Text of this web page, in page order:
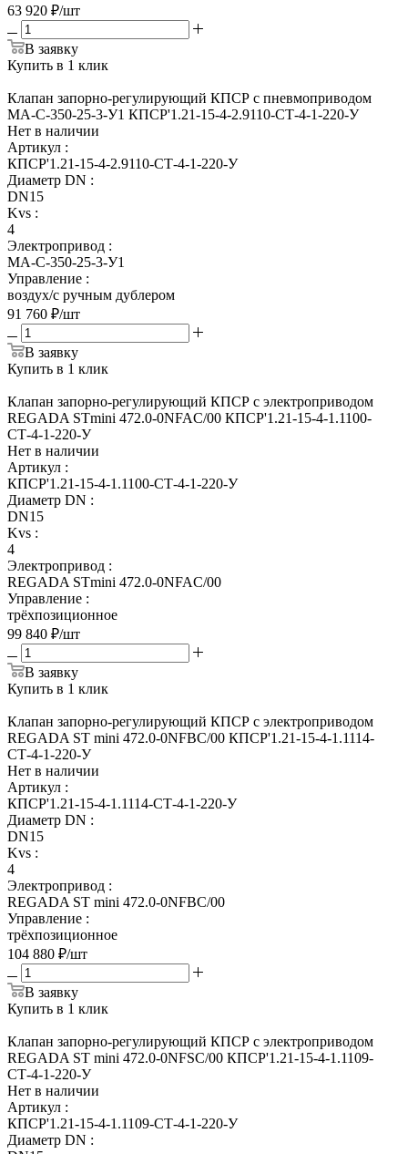
63 920 ₽/шт
В заявку
Купить в 1 клик
Клапан запорно-регулирующий КПСР с пневмоприводом
МА-С-350-25-3-У1 КПСР'1.21-15-4-2.9110-СТ-4-1-220-У
Нет в наличии
Артикул :
КПСР'1.21-15-4-2.9110-СТ-4-1-220-У
Диаметр DN :
DN15
Kvs :
4
Электропривод :
МА-С-350-25-3-У1
Управление :
воздух/с ручным дублером
91 760 ₽/шт
В заявку
Купить в 1 клик
Клапан запорно-регулирующий КПСР с электроприводом
REGADA STmini 472.0-0NFAC/00 КПСР'1.21-15-4-1.1100-
СТ-4-1-220-У
Нет в наличии
Артикул :
КПСР'1.21-15-4-1.1100-СТ-4-1-220-У
Диаметр DN :
DN15
Kvs :
4
Электропривод :
REGADA STmini 472.0-0NFAC/00
Управление :
трёхпозиционное
99 840 ₽/шт
В заявку
Купить в 1 клик
Клапан запорно-регулирующий КПСР с электроприводом
REGADA ST mini 472.0-0NFBC/00 КПСР'1.21-15-4-1.1114-
СТ-4-1-220-У
Нет в наличии
Артикул :
КПСР'1.21-15-4-1.1114-СТ-4-1-220-У
Диаметр DN :
DN15
Kvs :
4
Электропривод :
REGADA ST mini 472.0-0NFBC/00
Управление :
трёхпозиционное
104 880 ₽/шт
В заявку
Купить в 1 клик
Клапан запорно-регулирующий КПСР с электроприводом
REGADA ST mini 472.0-0NFSC/00 КПСР'1.21-15-4-1.1109-
СТ-4-1-220-У
Нет в наличии
Артикул :
КПСР'1.21-15-4-1.1109-СТ-4-1-220-У
Диаметр DN :